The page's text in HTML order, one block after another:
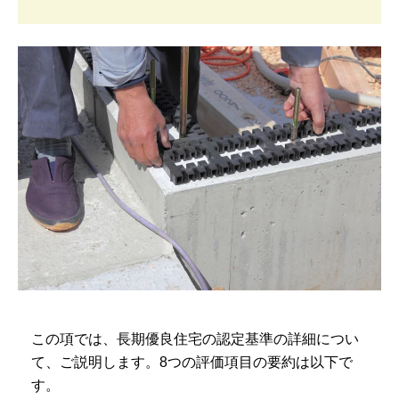
この項では、長期優良住宅の認定基準の詳細につい
て、ご説明します。8つの評価項目の要約は以下で
す。